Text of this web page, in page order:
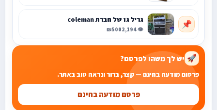
📌 גריל גז של חברת coleman
👁️ 2,194
₪500
🚀 יש לך משהו לפרסם?
פרסום מודעה בחינם — קצר, ברור ונראה טוב באתר.
פרסם מודעה בחינם